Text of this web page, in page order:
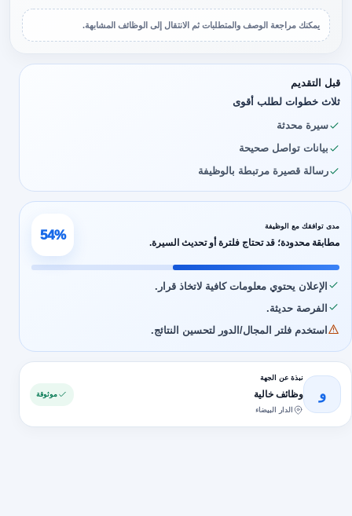
يمكنك مراجعة الوصف والمتطلبات ثم الانتقال إلى الوظائف المشابهة.
قبل التقديم
ثلاث خطوات لطلب أقوى
سيرة محدثة
بيانات تواصل صحيحة
رسالة قصيرة مرتبطة بالوظيفة
مدى توافقك مع الوظيفة
مطابقة محدودة؛ قد تحتاج فلترة أو تحديث السيرة. 54%
الإعلان يحتوي معلومات كافية لاتخاذ قرار.
الفرصة حديثة.
استخدم فلتر المجال/الدور لتحسين النتائج.
و
نبذة عن الجهة
وظائف خالية
الدار البيضاء
موثوقة